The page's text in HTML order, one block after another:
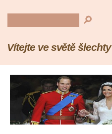
Vítejte ve světě šlechty